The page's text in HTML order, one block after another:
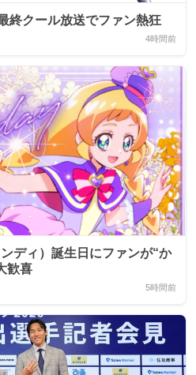
終クール放送でファン熱狂
4時間前
ディ）誕生日にファンが“か
歓喜
5時間前